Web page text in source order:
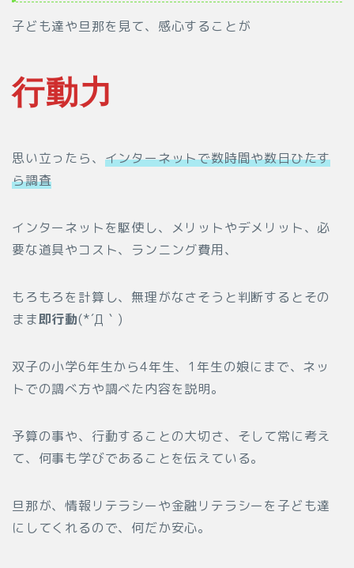
子ども達や旦那を見て、感心することが
行動力
思い立ったら、 インターネットで数時間や数日ひたす
ら調査
インターネットを駆使し、メリットやデメリット、必
要な道具やコスト、ランニング費用、
もろもろを計算し、無理がなさそうと判断するとその
まま即行動(*´Д｀)
双子の小学6年生から4年生、1年生の娘にまで、ネッ
トでの調べ方や調べた内容を説明。
予算の事や、行動することの大切さ、そして常に考え
て、何事も学びであることを伝えている。
旦那が、情報リテラシーや金融リテラシーを子ども達
にしてくれるので、何だか安心。